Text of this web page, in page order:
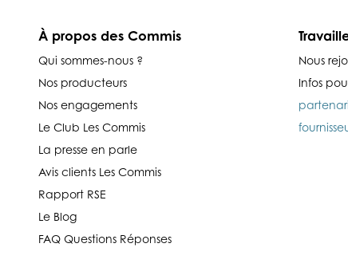
À propos des Commis
Qui sommes-nous ?
Nos producteurs
Nos engagements
Le Club Les Commis
La presse en parle
Avis clients Les Commis
Rapport RSE
Le Blog
FAQ Questions Réponses
Nous
Infos